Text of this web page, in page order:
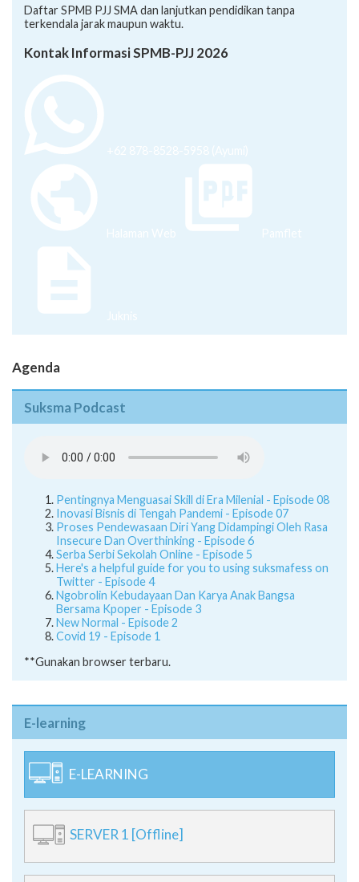
Daftar SPMB PJJ SMA dan lanjutkan pendidikan tanpa
terkendala jarak maupun waktu.
Kontak Informasi SPMB-PJJ 2026
+62 878-8528-5958 (Ayumi)
Halaman Web Pamflet
Juknis
Agenda
Suksma Podcast
Pentingnya Menguasai Skill di Era Milenial - Episode 08
Inovasi Bisnis di Tengah Pandemi - Episode 07
Proses Pendewasaan Diri Yang Didampingi Oleh Rasa
Insecure Dan Overthinking - Episode 6
Serba Serbi Sekolah Online - Episode 5
Here's a helpful guide for you to using suksmafess on
Twitter - Episode 4
Ngobrolin Kebudayaan Dan Karya Anak Bangsa
Bersama Kpoper - Episode 3
New Normal - Episode 2
Covid 19 - Episode 1
**Gunakan browser terbaru.
E-learning
E-LEARNING
SERVER 1 [Offline]